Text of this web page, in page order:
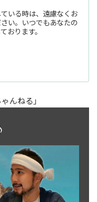
いる時は、遠慮なくお
い。いつでもあなたの
おります。
んねる」